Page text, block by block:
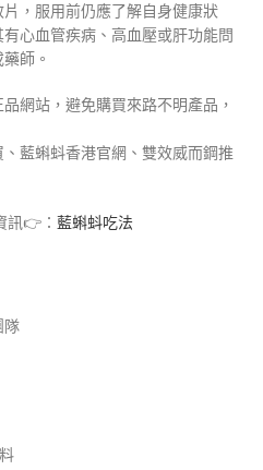
，服用前仍應了解自身健康狀
心血管疾病、高血壓或肝功能問
師。
網站，避免購買來路不明產品，
藍蝌蚪香港官網、雙效威而鋼推
訊👉： 藍蝌蚪吃法
隊